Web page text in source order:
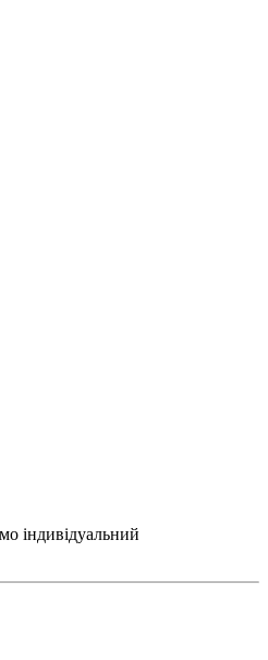
індивідуальний